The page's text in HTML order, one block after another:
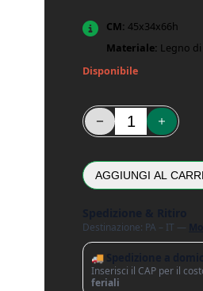
CM: 45x34x66h
Materiale: Legno di
Disponibile
Comodino con 1
AGGIUNGI AL
Destinazione: PA – IT —
🚚 Spedizione a
Inserisci il CAP per il
feriali